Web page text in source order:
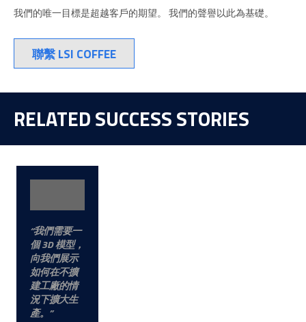
我們的唯一目標是超越客戶的期望。 我們的聲譽以此為基礎。
聯繫 LSI COFFEE
RELATED SUCCESS STORIES
我們需要一
個 3D 模型，
向我們展示
如何在不擴
建工廠的情
況下擴大生
產。